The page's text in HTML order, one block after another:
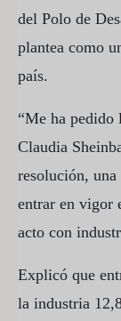
del Polo de
plantea como
país.
“Me ha pedido
Claudia
resolución,
entrar en vigor
acto con
Explicó que
la industria